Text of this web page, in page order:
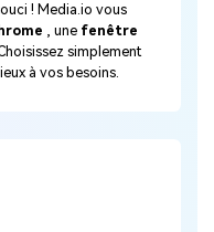
! Media.io vous
, une fenêtre
simplement
à vos besoins.